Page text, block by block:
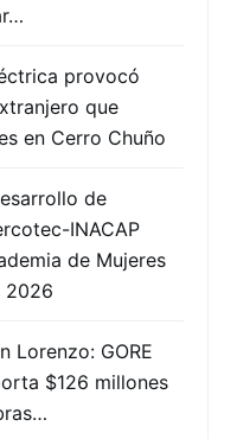
provocó
que
en Cerro Chuño
de
INACAP
de Mujeres
2026
Lorenzo: GORE
$126 millones